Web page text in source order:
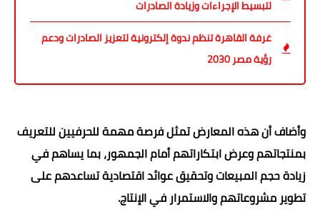
لتبسيط الإجراءات وزيادة الصادرات
غرفة القاهرة تنظم ندوة إلكترونية لتعزيز الصادرات ودعم
رؤية مصر 2030
وأضاف أن هذه المعارض تمثل فرصة مهمة للحرفيين للتعريف
بمنتجاتهم وعرض ابتكاراتهم أمام الجمهور، بما يساهم في
زيادة حجم المبيعات وتحقيق عوائد اقتصادية تساعدهم على
تطوير مشروعاتهم والاستمرار في الإنتاج.